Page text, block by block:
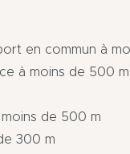
en commun à
à moins de 500 m
de 500 m
300 m